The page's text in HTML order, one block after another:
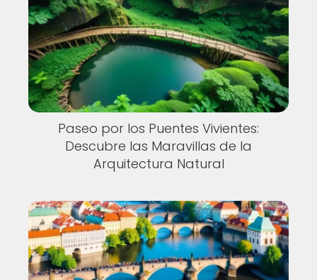
Paseo por los Puentes Vivientes:
Descubre las Maravillas de la
Arquitectura Natural